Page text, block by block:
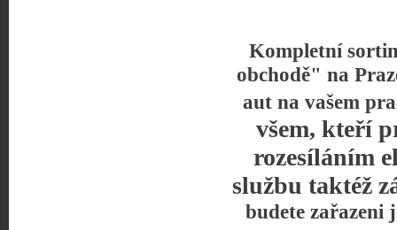
Kompletní
obchodě" na
aut na vašem
všem, kteří
rozesíláním
službu taktéž
budete zařazeni